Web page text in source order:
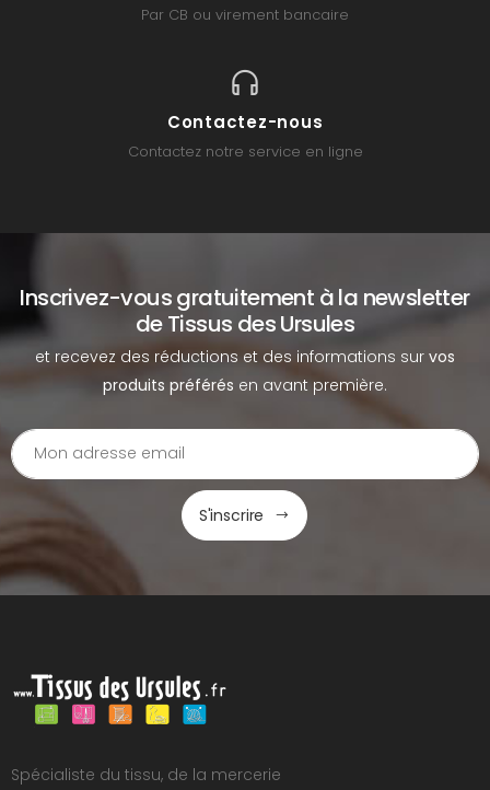
Par CB ou virement bancaire
Contactez-nous
Contactez notre service en ligne
Inscrivez-vous gratuitement à la newsletter
de Tissus des Ursules
et recevez des réductions et des informations sur vos
produits préférés en avant première.
S'inscrire
Spécialiste du tissu, de la mercerie